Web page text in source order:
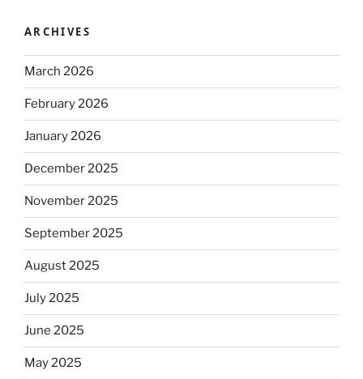
ARCHIVES
March 2026
February 2026
January 2026
December 2025
November 2025
September 2025
August 2025
July 2025
June 2025
May 2025